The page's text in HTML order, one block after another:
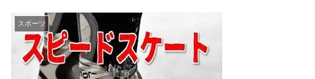
スポーツ